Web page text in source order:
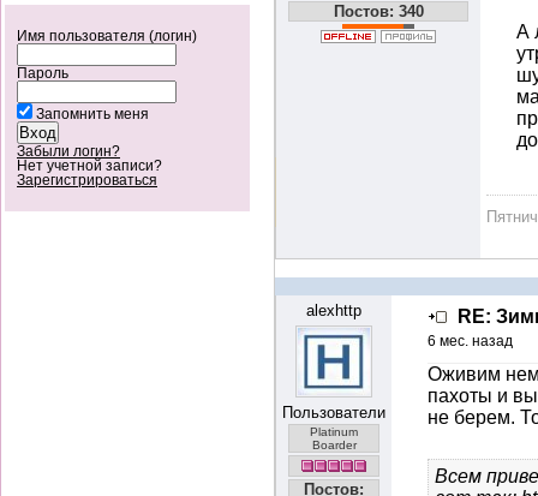
Имя пользователя (логин)
Пароль
Запомнить меня
Забыли логин?
Нет учетной записи?
Зарегистрироваться
Постов: 340
А
alexhttp
Пользователи
Platinum
Boarder
Постов:
RE:
6 мес. назад
Оживим
пахоты и
не берем.
Всем